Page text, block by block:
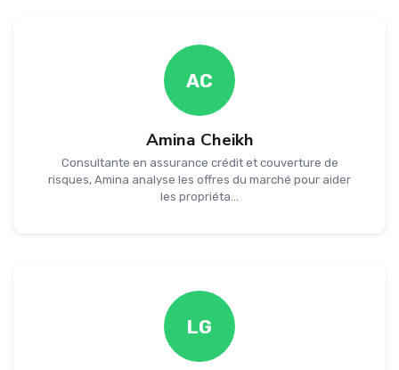
AC
Amina Cheikh
Consultante en assurance crédit et couverture de
risques, Amina analyse les offres du marché pour aider
les propriéta...
LG